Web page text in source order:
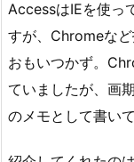
AccessはIEを使っ
すが、Chromeな
おもいつかず。
ていましたが、画
のメモとして書い